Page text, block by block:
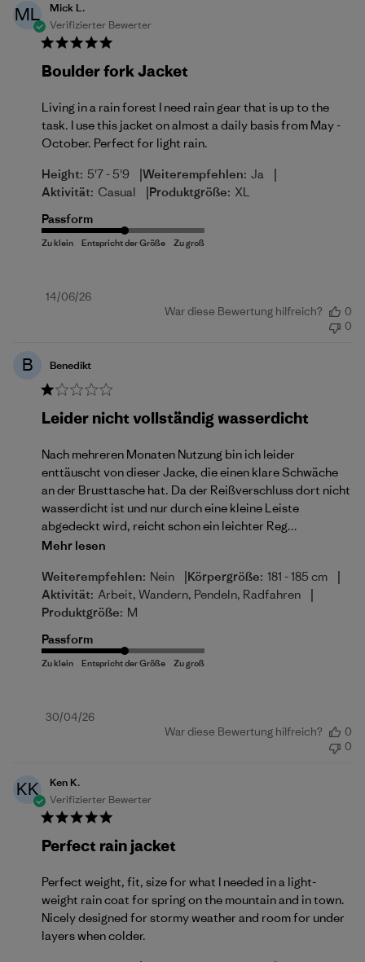
ML
Mick L.
Verifizierter Bewerter
Boulder fork Jacket
Living in a rain forest I need rain gear that is up to the
task. I use this jacket on almost a daily basis from May -
October. Perfect for light rain.
Height: 5'7 - 5'9 |Weiterempfehlen: Ja |
Aktivität: Casual |Produktgröße: XL
Passform
Veröffentlichungsdatum
14/06/26
War diese Bewertung hilfreich?
0
0
B Benedikt
Leider nicht vollständig wasserdicht
Nach mehreren Monaten Nutzung bin ich leider
enttäuscht von dieser Jacke, die einen klare Schwäche
an der Brusttasche hat. Da der Reißverschluss dort nicht
wasserdicht ist und nur durch eine kleine Leiste
abgedeckt wird, reicht schon ein leichter Reg...
Mehr lesen
Weiterempfehlen: Nein |Körpergröße: 181 - 185 cm |
Aktivität: Arbeit, Wandern, Pendeln, Radfahren |
Produktgröße: M
Passform
Veröffentlichungsdatum
30/04/26
War diese Bewertung hilfreich?
0
0
KK
Ken K.
Verifizierter Bewerter
Perfect rain jacket
Perfect weight, fit, size for what I needed in a light-
weight rain coat for spring on the mountain and in town.
Nicely designed for stormy weather and room for under
layers when colder.